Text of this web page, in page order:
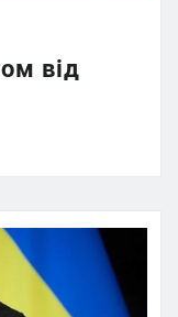
від